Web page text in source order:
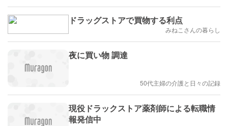
ドラッグストアで買物する利点
みねこさんの暮らし
夜に買い物 調達
50代主婦の介護と日々の記録
現役ドラックストア薬剤師による転職情
報発信中